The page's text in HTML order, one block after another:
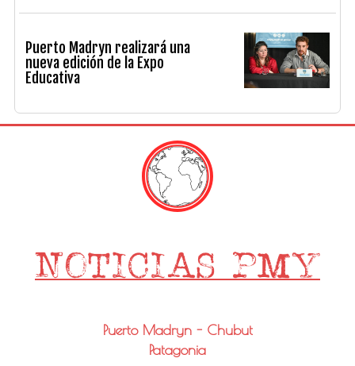
Puerto Madryn realizará una
nueva edición de la Expo
Educativa
Puerto Madryn - Chubut
Patagonia